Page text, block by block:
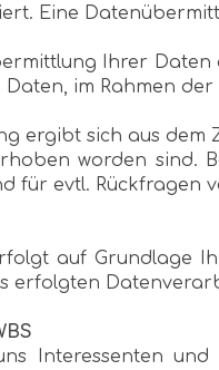
Eine
Ihrer
im Rahmen
ergibt sich aus
worden sind.
für evtl. Rückfragen
auf Grundlage
erfolgten
Interessenten